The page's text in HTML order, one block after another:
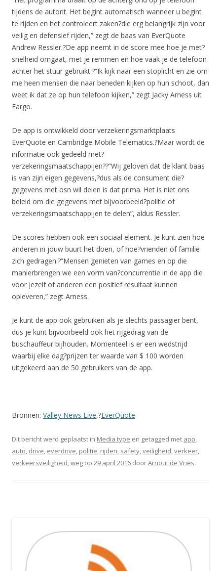
tijdens de autorit. Het begint automatisch wanneer u begint
te rijden en het controleert zaken?die erg belangrijk zijn voor
veilig en defensief rijden,” zegt de baas van EverQuote
Andrew Ressler.?De app neemt in de score mee hoe je met?
snelheid omgaat, met je remmen en hoe vaak je de telefoon
achter het stuur gebruikt.?”Ik kijk naar een stoplicht en zie om
me heen mensen die naar beneden kijken op hun schoot, dan
weet ik dat ze op hun telefoon kijken,” zegt Jacky Arness uit
Fargo.
De app is ontwikkeld door verzekeringsmarktplaats
EverQuote en Cambridge Mobile Telematics.?Maar wordt de
informatie ook gedeeld met?
verzekeringsmaatschappijen??”Wij geloven dat de klant baas
is van zijn eigen gegevens,?dus als de consument die?
gegevens met osn wil delen is dat prima. Het is niet ons
beleid om die gegevens met bijvoorbeeld?politie of
verzekeringsmaatschappijen te delen”, aldus Ressler.
De scores hebben ook een sociaal element. Je kunt zien hoe
anderen in jouw buurt het doen, of hoe?vrienden of familie
zich gedragen.?”Mensen genieten van games en op die
manierbrengen we een vorm van?concurrentie in de app die
voor jezelf of anderen een positief resultaat kunnen
opleveren,” zegt Arness.
Je kunt de app ook gebruiken als je slechts passagier bent,
dus je kunt bijvoorbeeld ook het rijgedrag van de
buschauffeur bijhouden. Momenteel is er een wedstrijd
waarbij elke dag?prijzen ter waarde van $ 100 worden
uitgekeerd aan de 50 gebruikers van de app.
Bronnen: Valley News Live,?EverQuote
Dit bericht werd geplaatst in Media type en getagged met app,
auto, drive, everdrive, politie, rijden, safety,veiligheid,verkeer,
verkeersveiligheid,weg op 29 april 2016 doorArnout de Vries.